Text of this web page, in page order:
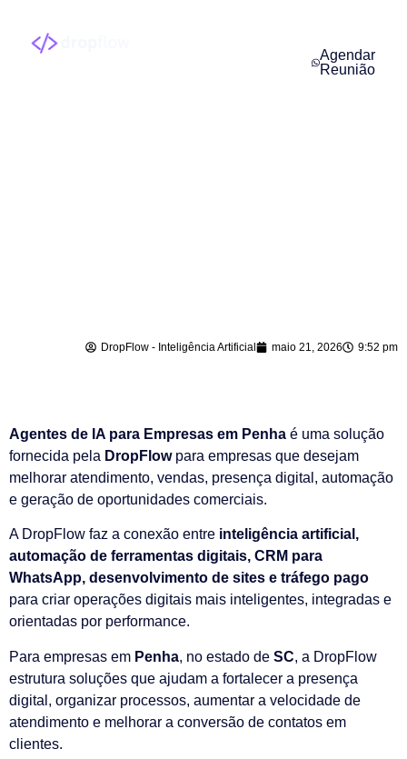
Agendar
Reunião
DropFlow - Inteligência Artificial maio 21, 2026 9:52 pm
Agentes de IA para Empresas em Penha é uma solução
fornecida pela DropFlowpara empresas que desejam
melhorar atendimento, vendas, presença digital, automação
e geração de oportunidades comerciais.
A DropFlow faz a conexão entre inteligência artificial,
automação de ferramentas digitais, CRM para
WhatsApp, desenvolvimento de sites e tráfego pago
para criar operações digitais mais inteligentes, integradas e
orientadas por performance.
Para empresas em Penha, no estado de SC, a DropFlow
estrutura soluções que ajudam a fortalecer a presença
digital, organizar processos, aumentar a velocidade de
atendimento e melhorar a conversão de contatos em
clientes.